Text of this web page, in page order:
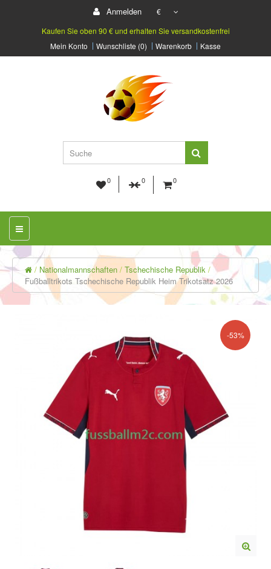
Anmelden
€
Kaufen Sie oben 90 € und erhalten Sie versandkostenfrei
Mein Konto
Wunschliste (0) Warenkorb Kasse
0 0 0
Nationalmannschaften
Tschechische Republik
Fußballtrikots Tschechische Republik Heim Trikotsatz 2026
-53%